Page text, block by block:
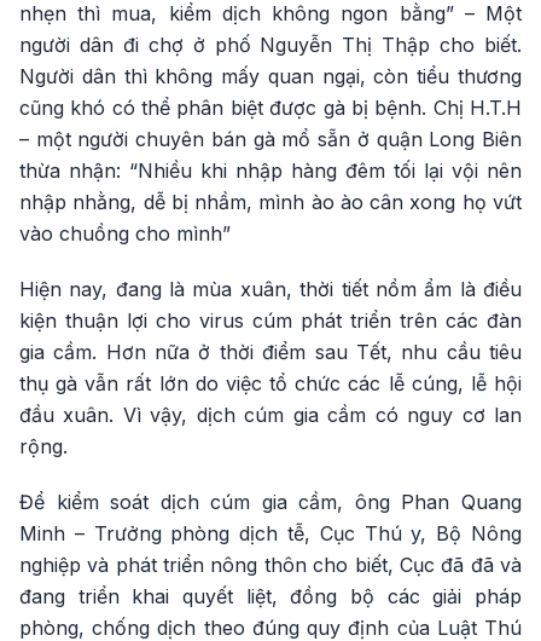
nhẹn thì mua, kiểm dịch không ngon bằng” – Một
người dân đi chợ ở phố Nguyễn Thị Thập cho biết.
Người dân thì không mấy quan ngại, còn tiểu thương
cũng khó có thể phân biệt được gà bị bệnh. Chị H.T.H
– một người chuyên bán gà mổ sẵn ở quận Long Biên
thừa nhận: “Nhiều khi nhập hàng đêm tối lại vội nên
nhập nhằng, dễ bị nhầm, mình ào ào cân xong họ vứt
vào chuồng cho mình”
Hiện nay, đang là mùa xuân, thời tiết nồm ẩm là điều
kiện thuận lợi cho virus cúm phát triển trên các đàn
gia cầm. Hơn nữa ở thời điểm sau Tết, nhu cầu tiêu
thụ gà vẫn rất lớn do việc tổ chức các lễ cúng, lễ hội
đầu xuân. Vì vậy, dịch cúm gia cầm có nguy cơ lan
rộng.
Để kiểm soát dịch cúm gia cầm, ông Phan Quang
Minh – Trưởng phòng dịch tễ, Cục Thú y, Bộ Nông
nghiệp và phát triển nông thôn cho biết, Cục đã đã và
đang triển khai quyết liệt, đồng bộ các giải pháp
phòng, chống dịch theo đúng quy định của Luật Thú